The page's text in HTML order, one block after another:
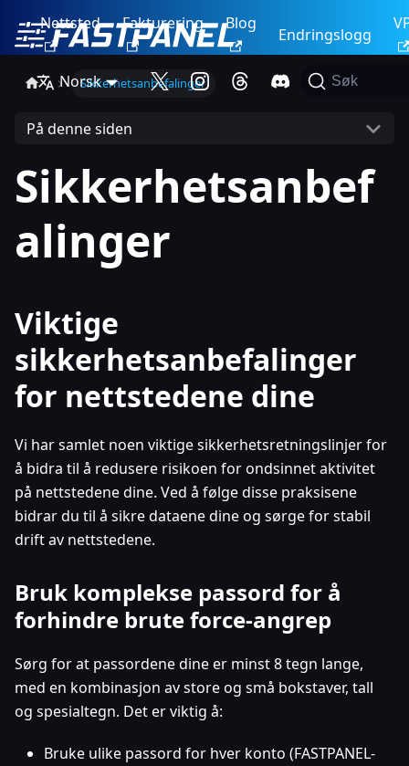
Nettsted Fakturering Blog
Endringslogg
Norsk Søk
Sikkerhetsanbefalinger
På denne siden
Sikkerhetsanbef
alinger
Viktige
sikkerhetsanbefalinger
for nettstedene dine
Vi har samlet noen viktige sikkerhetsretningslinjer for
å bidra til å redusere risikoen for ondsinnet aktivitet
på nettstedene dine. Ved å følge disse praksisene
bidrar du til å sikre dataene dine og sørge for stabil
drift av nettstedene.
Bruk komplekse passord for å
forhindre brute force-angrep
Sørg for at passordene dine er minst 8 tegn lange,
med en kombinasjon av store og små bokstaver, tall
og spesialtegn. Det er viktig å:
Bruke ulike passord for hver konto (FASTPANEL-